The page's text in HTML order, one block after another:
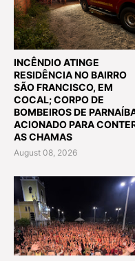
INCÊNDIO ATINGE
RESIDÊNCIA NO BAIRRO
SÃO FRANCISCO, EM
COCAL; CORPO DE
BOMBEIROS DE
ACIONADO PARA
AS CHAMAS
August 08, 2026